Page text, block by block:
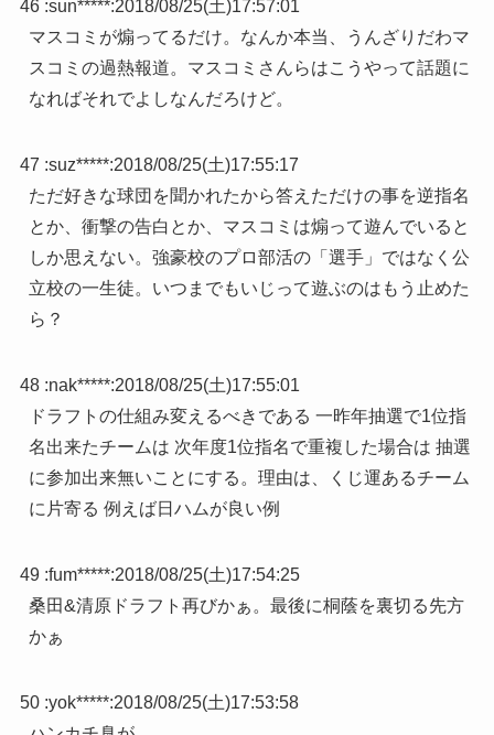
46 :sun*****:2018/08/25(土)17:57:01
マスコミが煽ってるだけ。なんか本当、うんざりだわマ
スコミの過熱報道。マスコミさんらはこうやって話題に
なればそれでよしなんだろけど。
47 :suz*****:2018/08/25(土)17:55:17
ただ好きな球団を聞かれたから答えただけの事を逆指名
とか、衝撃の告白とか、マスコミは煽って遊んでいると
しか思えない。強豪校のプロ部活の「選手」ではなく公
立校の一生徒。いつまでもいじって遊ぶのはもう止めた
ら？
48 :nak*****:2018/08/25(土)17:55:01
ドラフトの仕組み変えるべきである 一昨年抽選で1位指
名出来たチームは 次年度1位指名で重複した場合は 抽選
に参加出来無いことにする。理由は、くじ運あるチーム
に片寄る 例えば日ハムが良い例
49 :fum*****:2018/08/25(土)17:54:25
桑田&清原ドラフト再びかぁ。最後に桐蔭を裏切る先方
かぁ
50 :yok*****:2018/08/25(土)17:53:58